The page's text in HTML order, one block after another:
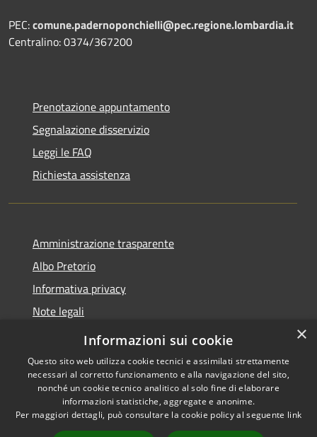
PEC:comune.padernoponchielli@pec.regione.lombardia.it
Centralino: 0374/367200
Prenotazione appuntamento
Segnalazione disservizio
Leggi le FAQ
Richiesta assistenza
Amministrazione trasparente
Albo Pretorio
Informativa privacy
Note legali
Dichiarazione di accessibilità 2025
Accessibilità
Copyright © 2026 • Comune di
Paderno Ponchielli • Powered
×
Informazioni sui cookie
Questo sito web utilizza cookie tecnici e assimilati strettamente
necessari al corretto funzionamento e alla navigazione del sito,
nonché un cookie tecnico analitico al solo fine di elaborare
informazioni statistiche, aggregate e anonime.
Per maggiori dettagli, può consultare la cookie policy al seguente link